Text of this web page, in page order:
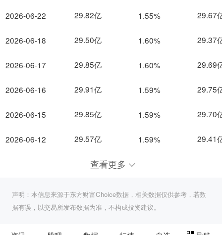
2026-06-22
2026-06-18
2026-06-17
2026-06-16
2026-06-15
2026-06-12
29.82亿 1.55% 29.67
29.50亿 1.60% 29.37
29.85亿 1.60% 29.69
29.91亿 1.59% 29.75
29.85亿 1.59% 29.70
29.57亿 1.59% 29.41
查看更多
声明：本信息来源于东方财富Choice数据，相关数据仅供参考，若数
据有误，以交易所发布数据为准，不构成投资建议。